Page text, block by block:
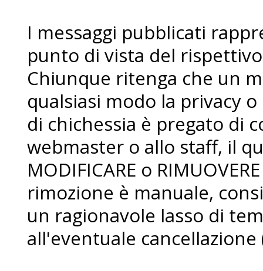
I messaggi pubblicati
punto di vista del
Chiunque ritenga che un
qualsiasi modo la privacy
di chichessia è pregato di
webmaster o allo staff, il
MODIFICARE o
rimozione è manuale,
un ragionavole lasso di
all'eventuale cancellazione